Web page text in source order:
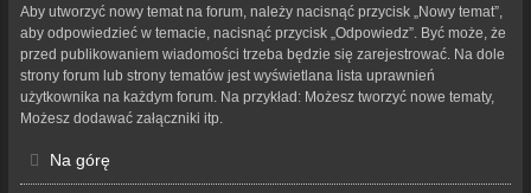
Aby utworzyć nowy temat na forum, należy nacisnąć przycisk „Nowy temat”,
aby odpowiedzieć w temacie, nacisnąć przycisk „Odpowiedz”. Być może, że
przed publikowaniem wiadomości trzeba będzie się zarejestrować. Na dole
strony forum lub strony tematów jest wyświetlana lista uprawnień
użytkownika na każdym forum. Na przykład: Możesz tworzyć nowe tematy,
Możesz dodawać załączniki itp.
Na górę